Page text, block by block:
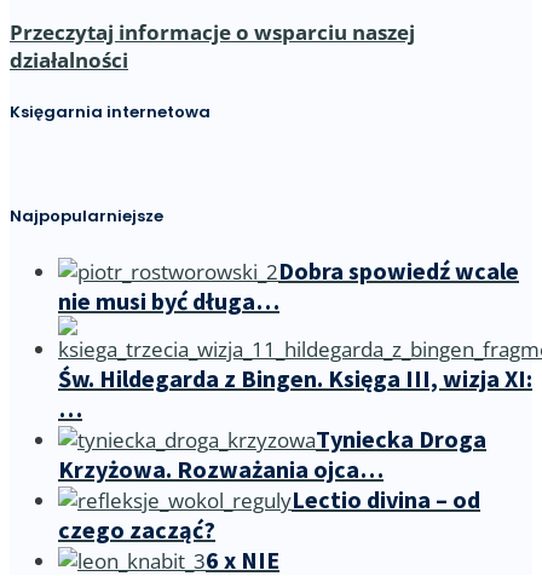
Przeczytaj informacje o wsparciu naszej
działalności
Księgarnia internetowa
Najpopularniejsze
Dobra spowiedź wcale
nie musi być długa…
Św. Hildegarda z Bingen. Księga III, wizja XI:
…
Tyniecka Droga
Krzyżowa. Rozważania ojca…
Lectio divina – od
czego zacząć?
6 x NIE